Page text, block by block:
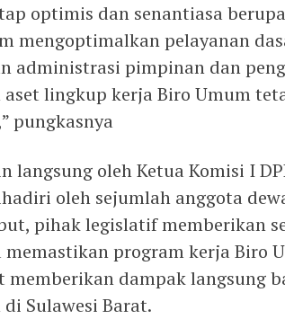
optimis dan senantiasa
mengoptimalkan pelayanan
administrasi pimpinan dan
lingkup kerja Biro Umum
pungkasnya
langsung oleh Ketua Komisi I
oleh sejumlah anggota
pihak legislatif memberikan
memastikan program kerja Biro
memberikan dampak langsung
Sulawesi Barat.